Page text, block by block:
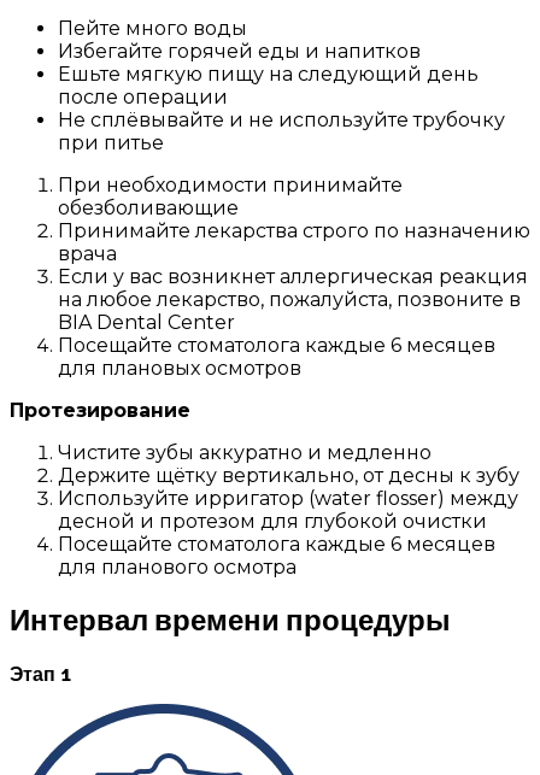
Пейте много воды
Избегайте горячей еды и напитков
Ешьте мягкую пищу на следующий день
после операции
Не сплёвывайте и не используйте трубочку
при питье
При необходимости принимайте
обезболивающие
Принимайте лекарства строго по назначению
врача
Если у вас возникнет аллергическая реакция
на любое лекарство, пожалуйста, позвоните в
BIA Dental Center
Посещайте стоматолога каждые 6 месяцев
для плановых осмотров
Протезирование
Чистите зубы аккуратно и медленно
Держите щётку вертикально, от десны к зубу
Используйте ирригатор (water flosser) между
десной и протезом для глубокой очистки
Посещайте стоматолога каждые 6 месяцев
для планового осмотра
Интервал времени процедуры
Этап 1